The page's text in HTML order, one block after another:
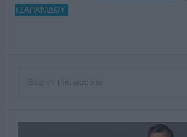
ΤΣΑΠΑΝΙΔΟΥ